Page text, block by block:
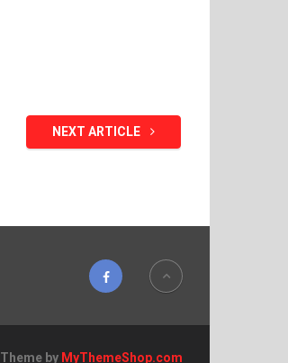
NEXT ARTICLE
Theme by MyThemeShop.com